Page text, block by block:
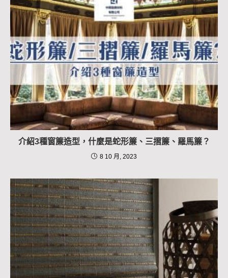
介紹3種窗簾造型，什麼是蛇形簾、三摺簾、羅馬簾？
8 10 月, 2023